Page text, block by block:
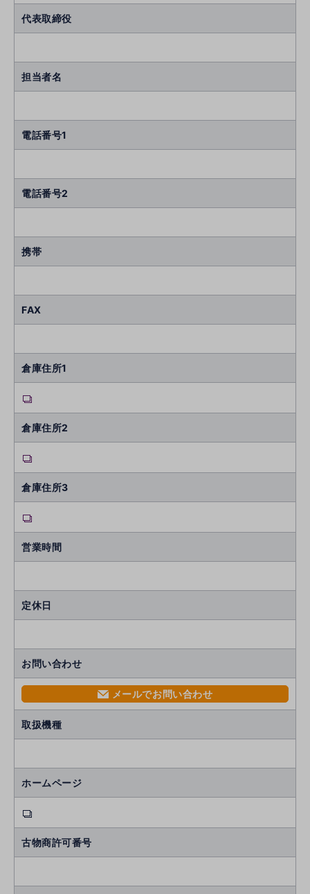
代表取締役
担当者名
電話番号1
電話番号2
携帯
FAX
倉庫住所1
倉庫住所2
倉庫住所3
営業時間
定休日
お問い合わせ
mail メールでお問い合わせ
取扱機種
ホームページ
古物商許可番号